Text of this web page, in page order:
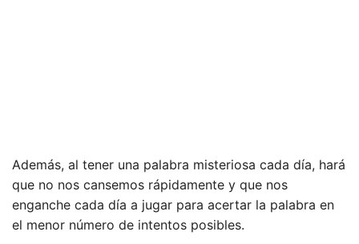
Además, al tener una palabra misteriosa cada día, hará
que no nos cansemos rápidamente y que nos
enganche cada día a jugar para acertar la palabra en
el menor número de intentos posibles.